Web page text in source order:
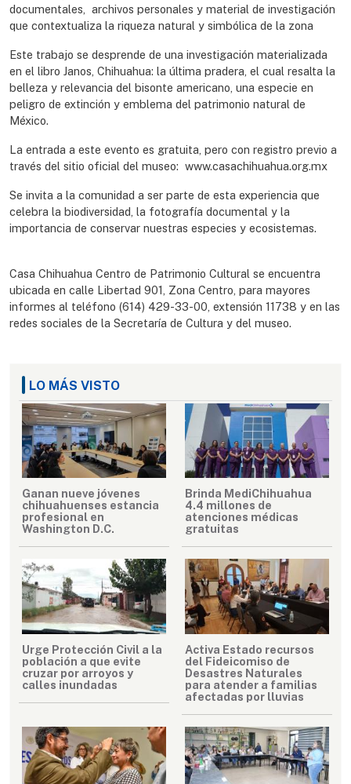
documentales, archivos personales y material de investigación
que contextualiza la riqueza natural y simbólica de la zona
Este trabajo se desprende de una investigación materializada
en el libro Janos, Chihuahua: la última pradera, el cual resalta la
belleza y relevancia del bisonte americano, una especie en
peligro de extinción y emblema del patrimonio natural de
México.
La entrada a este evento es gratuita, pero con registro previo a
través del sitio oficial del museo: www.casachihuahua.org.mx
Se invita a la comunidad a ser parte de esta experiencia que
celebra la biodiversidad, la fotografía documental y la
importancia de conservar nuestras especies y ecosistemas.
Casa Chihuahua Centro de Patrimonio Cultural se encuentra
ubicada en calle Libertad 901, Zona Centro, para mayores
informes al teléfono (614) 429-33-00, extensión 11738 y en las
redes sociales de la Secretaría de Cultura y del museo.
LO MÁS VISTO
Ganan nueve jóvenes
chihuahuenses estancia
profesional en
Washington D.C.
Brinda MediChihuahua
4.4 millones de
atenciones médicas
gratuitas
Urge Protección Civil a la
población a que evite
cruzar por arroyos y
calles inundadas
Activa Estado recursos
del Fideicomiso de
Desastres Naturales
para atender a familias
afectadas por lluvias